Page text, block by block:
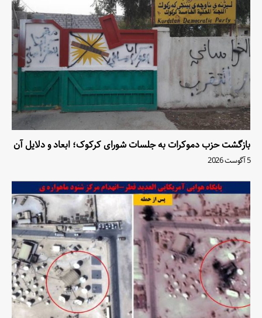
بازگشت حزب دموکرات به جلسات شورای کرکوک؛ ابعاد و دلایل آن
5 آگوست 2026